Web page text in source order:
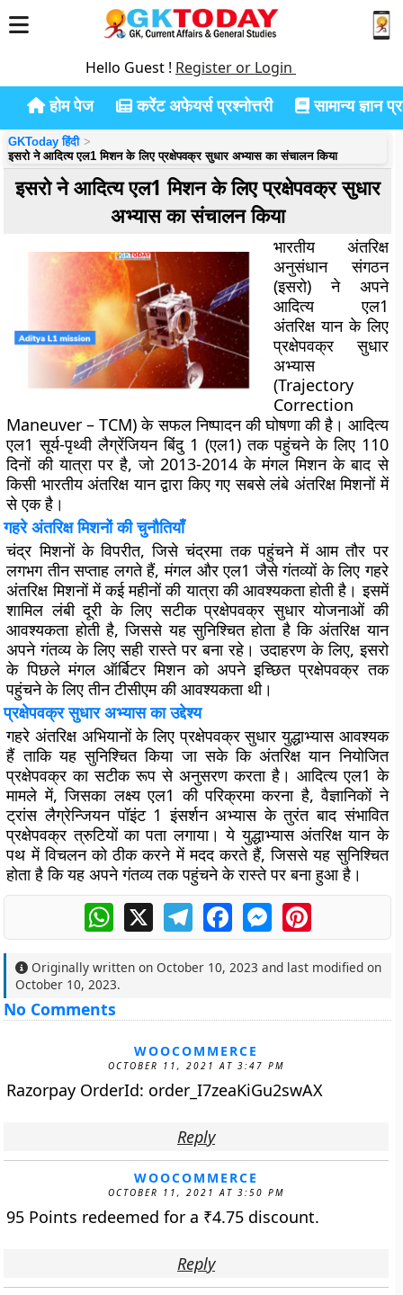
Hello Guest ! Register or Login
होम पेज करेंट अफेयर्स प्रश्नोत्तरी सामान्य ज्ञान
GKToday हिंदी
इसरो ने आदित्य एल1 मिशन के लिए प्रक्षेपवक्र सुधार अभ्यास का संचालन किया
इसरो ने आदित्य एल1 मिशन के लिए प्रक्षेपवक्र सुधार
अभ्यास का संचालन किया
भारतीय अंतरिक्ष
अनुसंधान संगठन
(इसरो) ने अपने
आदित्य एल1
अंतरिक्ष यान के लिए
प्रक्षेपवक्र सुधार
अभ्यास
(Trajectory
Correction
Maneuver – TCM) के सफल निष्पादन की घोषणा की है। आदित्य
एल1 सूर्य-पृथ्वी लैग्रेंजियन बिंदु 1 (एल1) तक पहुंचने के लिए 110
दिनों की यात्रा पर है, जो 2013-2014 के मंगल मिशन के बाद से
किसी भारतीय अंतरिक्ष यान द्वारा किए गए सबसे लंबे अंतरिक्ष मिशनों में
से एक है।
गहरे अंतरिक्ष मिशनों की चुनौतियाँ
चंद्र मिशनों के विपरीत, जिसे चंद्रमा तक पहुंचने में आम तौर पर
लगभग तीन सप्ताह लगते हैं, मंगल और एल1 जैसे गंतव्यों के लिए गहरे
अंतरिक्ष मिशनों में कई महीनों की यात्रा की आवश्यकता होती है। इसमें
शामिल लंबी दूरी के लिए सटीक प्रक्षेपवक्र सुधार योजनाओं की
आवश्यकता होती है, जिससे यह सुनिश्चित होता है कि अंतरिक्ष यान
अपने गंतव्य के लिए सही रास्ते पर बना रहे। उदाहरण के लिए, इसरो
के पिछले मंगल ऑर्बिटर मिशन को अपने इच्छित प्रक्षेपवक्र तक
पहुंचने के लिए तीन टीसीएम की आवश्यकता थी।
प्रक्षेपवक्र सुधार अभ्यास का उद्देश्य
गहरे अंतरिक्ष अभियानों के लिए प्रक्षेपवक्र सुधार युद्धाभ्यास आवश्यक
हैं ताकि यह सुनिश्चित किया जा सके कि अंतरिक्ष यान नियोजित
प्रक्षेपवक्र का सटीक रूप से अनुसरण करता है। आदित्य एल1 के
मामले में, जिसका लक्ष्य एल1 की परिक्रमा करना है, वैज्ञानिकों ने
ट्रांस लैग्रेन्जियन पॉइंट 1 इंसर्शन अभ्यास के तुरंत बाद संभावित
प्रक्षेपवक्र त्रुटियों का पता लगाया। ये युद्धाभ्यास अंतरिक्ष यान के
पथ में विचलन को ठीक करने में मदद करते हैं, जिससे यह सुनिश्चित
होता है कि यह अपने गंतव्य तक पहुंचने के रास्ते पर बना हुआ है।
WhatsApp
X TelegramFacebookMessengerPinterest
Originally written onOctober 10, 2023 and last modified on
October 10, 2023.
No Comments
WOOCOMMERCE
OCTOBER 11, 2021 AT 3:47 PM
Razorpay OrderId: order_I7zeaKiGu2swAX
Reply
WOOCOMMERCE
OCTOBER 11, 2021 AT 3:50 PM
95 Points redeemed for a ₹4.75 discount.
Reply